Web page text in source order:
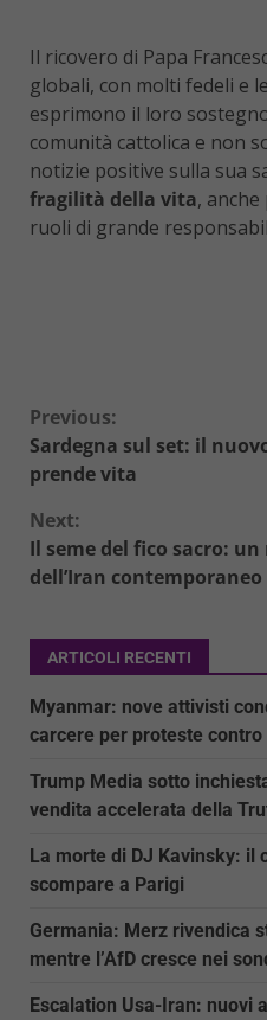
Il ricovero di Papa
globali, con molti fedeli e
esprimono il loro
comunità cattolica e non
notizie positive sulla sua
fragilità della vita,
ruoli di grande
Continue
Reading
Previous:
Sardegna sul set: il
prende vita
Next:
Il seme del fico sacro:
dell’Iran contemporaneo
ARTICOLI RECENTI
Myanmar: nove attivisti
carcere per proteste
Trump Media sotto
vendita accelerata della
La morte di DJ Kavinsky: il
scompare a Parigi
Germania: Merz rivendica
mentre l’AfD cresce nei
Escalation Usa-Iran: nuovi